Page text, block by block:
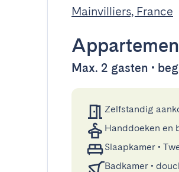
Mainvilliers, France
Max. 2 gasten •
Zelfstandig
Handdoeken en
Slaapkamer •
Badkamer •